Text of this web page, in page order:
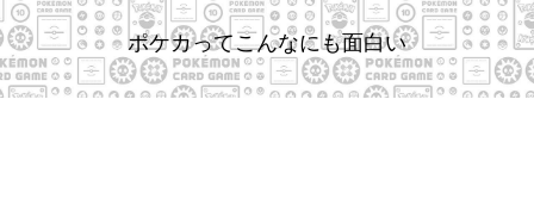
ポケカってこんなにも面白い